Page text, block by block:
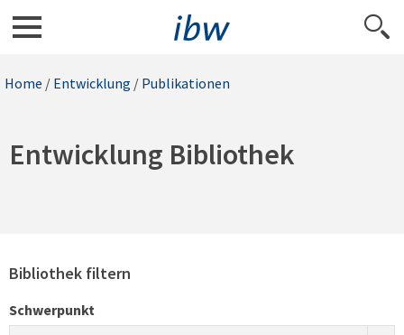
Home / Entwicklung / Publikationen
Entwicklung Bibliothek
Bibliothek filtern
Schwerpunkt